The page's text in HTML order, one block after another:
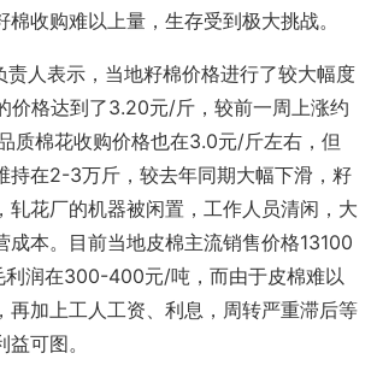
收购难以上量，生存受到极大挑战。
人表示，当地籽棉价格进行了较大幅度
价格达到了3.20元/斤，较前一周上涨约
质棉花收购价格也在3.0元/斤左右，但
持在2-3万斤，较去年同期大幅下滑，籽
轧花厂的机器被闲置，工作人员清闲，大
成本。目前当地皮棉主流销售价格13100
润在300-400元/吨，而由于皮棉难以
再加上工人工资、利息，周转严重滞后等
可图。